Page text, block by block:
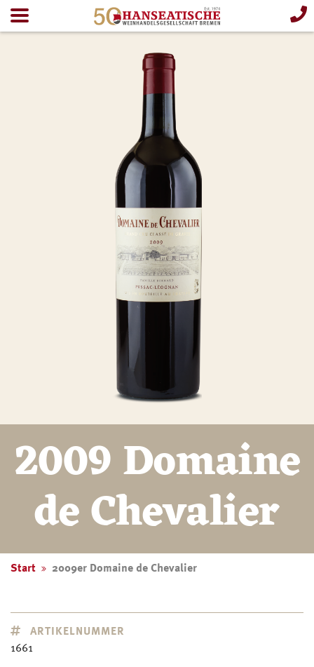
2009 Domaine
de Chevalier
Start 2009er Domaine de Chevalier
ARTIKELNUMMER
1661